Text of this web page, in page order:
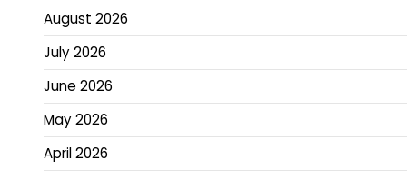
August 2026
July 2026
June 2026
May 2026
April 2026